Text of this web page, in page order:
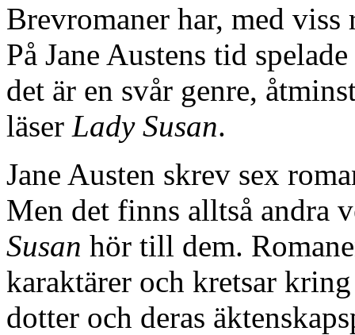
Brevromaner har, med
På Jane Austens tid
det är en svår genre,
läser Lady Susan.
Jane Austen skrev sex
Men det finns alltså andra
Susan hör till dem.
karaktärer och kretsar
dotter och deras